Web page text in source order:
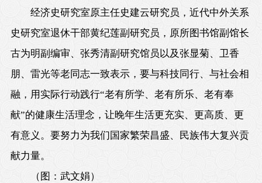
经济史研究室原主任史建云研究员，近代中外关系
史研究室退休干部黄纪莲副研究员，原所图书馆副馆长
古为明副编审、张秀清副研究馆员以及张显菊、卫香
朋、雷光等老同志一致表示，要与科技同行、与社会相
融，用实际行动践行“老有所学、老有所乐、老有奉
献”的健康生活理念，让晚年生活更充实、更高质、更
有意义。要努力为我们国家繁荣昌盛、民族伟大复兴贡
献力量。
（ 图：武文娟）